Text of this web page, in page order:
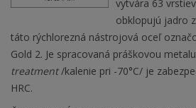
vytvára 63
obklopujú jadro z
táto rýchlorezná nástrojová oceľ
Gold 2. Je spracovaná práškovou
treatment/kalenie pri -70°C/ je
HRC.